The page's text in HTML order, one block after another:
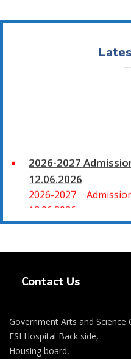
2026-2027
12.06.2026
2026-2027
12.06.2026
சிவகாசி, அரசு கலை
08.06.2026 அன்று
விலங்கியல் ஆகிய
09.06.2026 அன்று
வணிக நிர்வாகவியல்,
Contact Us
Government Arts and Science
ESI Hospital Back side,
Housing board,